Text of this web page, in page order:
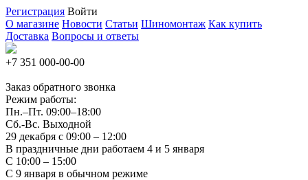
Регистрация Войти
О магазине Новости Статьи Шиномонтаж Как купить
Доставка Вопросы и ответы
+7 351 000-00-00
Заказ обратного звонка
Режим работы:
Пн.–Пт. 09:00–18:00
Сб.-Вс. Выходной
29 декабря с 09:00 – 12:00
В праздничные дни работаем 4 и 5 января
С 10:00 – 15:00
С 9 января в обычном режиме